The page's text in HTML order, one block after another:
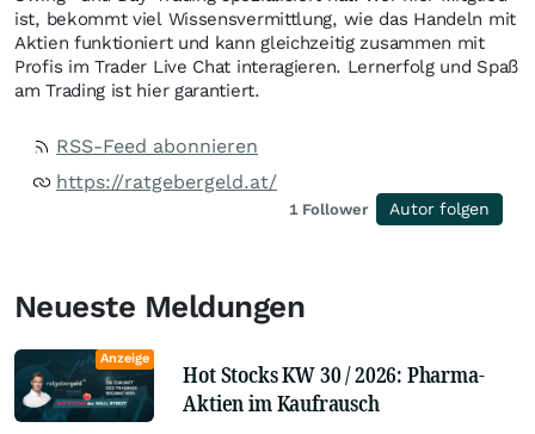
ist, bekommt viel Wissensvermittlung, wie das Handeln mit
Aktien funktioniert und kann gleichzeitig zusammen mit
Profis im Trader Live Chat interagieren. Lernerfolg und Spaß
am Trading ist hier garantiert.
RSS-Feed abonnieren
https://ratgebergeld.at/
1 Follower Autor folgen
Neueste Meldungen
Anzeige
Hot Stocks KW 30 / 2026: Pharma-
Aktien im Kaufrausch